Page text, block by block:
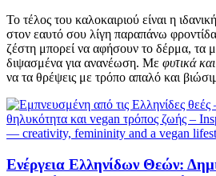
Το τέλος του καλοκαιριού είναι η
στον εαυτό σου λίγη παραπάνω
ζέστη μπορεί να αφήσουν το δέρμα, τα
διψασμένα για ανανέωση. Με φυτικά
να τα θρέψεις με τρόπο απαλό και
Ενέργεια Ελληνίδων Θεών: